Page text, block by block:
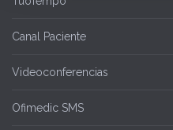
Canal Paciente
Videoconferencias
Ofimedic SMS